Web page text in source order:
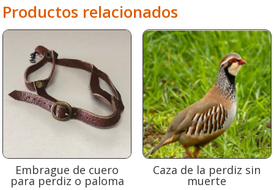
Productos relacionados
Embrague de cuero
para perdiz o paloma
Caza de la perdiz sin
muerte